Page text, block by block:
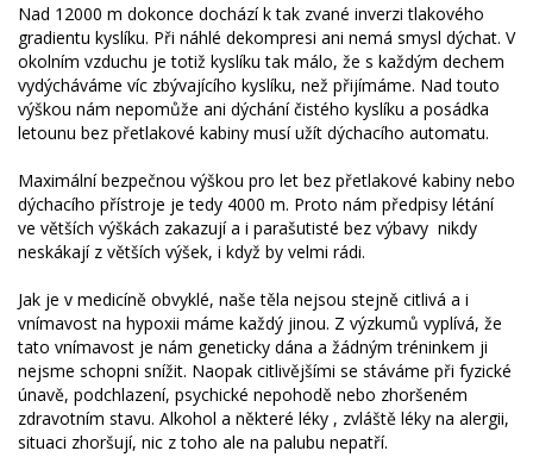
Nad 12000 m dokonce dochází k tak zvané inverzi tlakového
gradientu kyslíku. Při náhlé dekompresi ani nemá smysl dýchat. V
okolním vzduchu je totiž kyslíku tak málo, že s každým dechem
vydýcháváme víc zbývajícího kyslíku, než přijímáme. Nad touto
výškou nám nepomůže ani dýchání čistého kyslíku a posádka
letounu bez přetlakové kabiny musí užít dýchacího automatu.
Maximální bezpečnou výškou pro let bez přetlakové kabiny nebo
dýchacího přístroje je tedy 4000 m. Proto nám předpisy létání
ve větších výškách zakazují a i parašutisté bez výbavy nikdy
neskákají z větších výšek, i když by velmi rádi.
Jak je v medicíně obvyklé, naše těla nejsou stejně citlivá a i
vnímavost na hypoxii máme každý jinou. Z výzkumů vyplívá, že
tato vnímavost je nám geneticky dána a žádným tréninkem ji
nejsme schopni snížit. Naopak citlivějšími se stáváme při fyzické
únavě, podchlazení, psychické nepohodě nebo zhoršeném
zdravotním stavu. Alkohol a některé léky , zvláště léky na alergii,
situaci zhoršují, nic z toho ale na palubu nepatří.